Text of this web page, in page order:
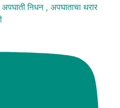
निधन , अपघाताचा थरार